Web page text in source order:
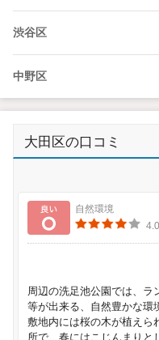
渋谷区
中野区
大田区の口コミ
良い
自然環境
4.0
周辺の洗足池公園では、ラ
等が出来る、自然豊かな環
敷地内には桜の木が植えら
所で、春にはこじんまりと